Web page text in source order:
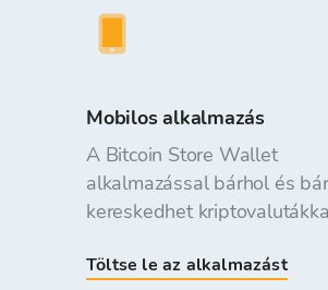
Mobilos alkalmazás
A Bitcoin Store Wallet
alkalmazással bárhol és
kereskedhet
Töltse le az alkalmazást